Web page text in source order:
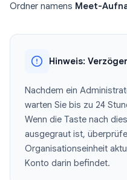
Ordner namens Meet-
Hinweis:
Nachdem ein
warten Sie bis zu 24
Wenn die Taste nach
ausgegraut ist,
Organisationseinheit
Konto darin befindet.